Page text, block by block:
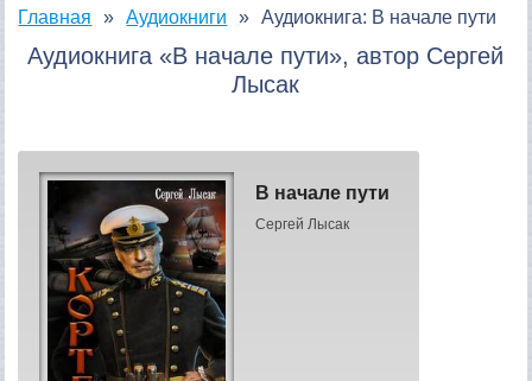
Главная Аудиокниги Аудиокнига: В начале пути
Аудиокнига «В начале пути», автор Сергей
Лысак
В начале пути
Сергей Лысак